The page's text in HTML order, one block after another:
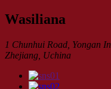
Wasiliana
1 Chunhui Road, Yongan
Zhejiang, Uchina